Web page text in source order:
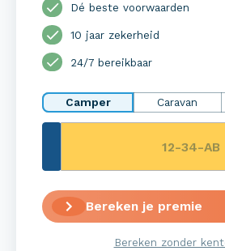
Dé beste voorwaarden
10 jaar zekerheid
24/7 bereikbaar
Camper Caravan
Bereken je premie
Bereken zonder